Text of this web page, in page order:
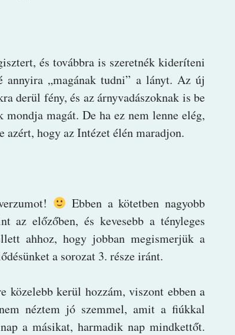
és továbbra is szeretnék kideríteni
annyira „magának tudni” a lányt. Az új
derül fény, és az árnyvadászoknak is be
magát. De ha ez nem lenne elég,
hogy az Intézet élén maradjon.
Ebben a kötetben nagyobb
az előzőben, és kevesebb a tényleges
ahhoz, hogy jobban megismerjük a
a sorozat 3. része iránt.
közelebb kerül hozzám, viszont ebben a
néztem jó szemmel, amit a fiúkkal
a másikat, harmadik nap mindkettőt.